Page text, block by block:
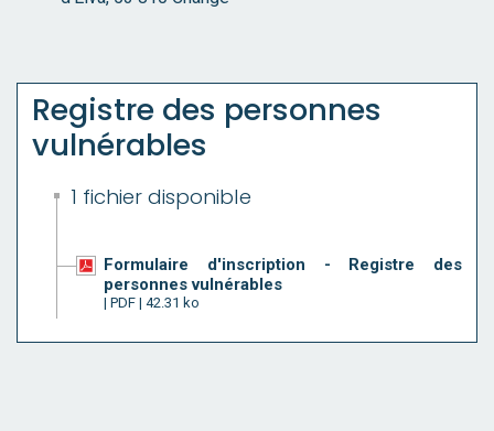
Registre des personnes
vulnérables
1 fichier disponible
Formulaire d'inscription - Registre des
personnes vulnérables
| PDF | 42.31 ko